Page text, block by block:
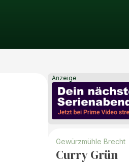
Anzeige
Gewürzmühle Brecht
Curry Grün